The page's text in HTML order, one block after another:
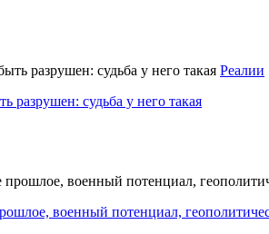
Реалии
разрушен: судьба у него такая
военный потенциал,